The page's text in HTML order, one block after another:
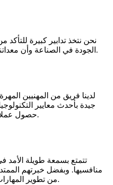
نحن نتخذ تدابير كبيرة للتأكد
الجودة في الصناعة وأن معداتنا تتم صيانتها بشكل منتظم ودقيق.
لدينا فريق من المهنيين
جيدة بأحدث معايير
حصول عملائنا على أفضل خدمة ودعم ممكن.
تتمتع بسمعة طويلة الأمد
منافسيها. وبفضل خبرتهم
من تطوير المهارات اللازمة لتلبية احتياجات عملائهم.